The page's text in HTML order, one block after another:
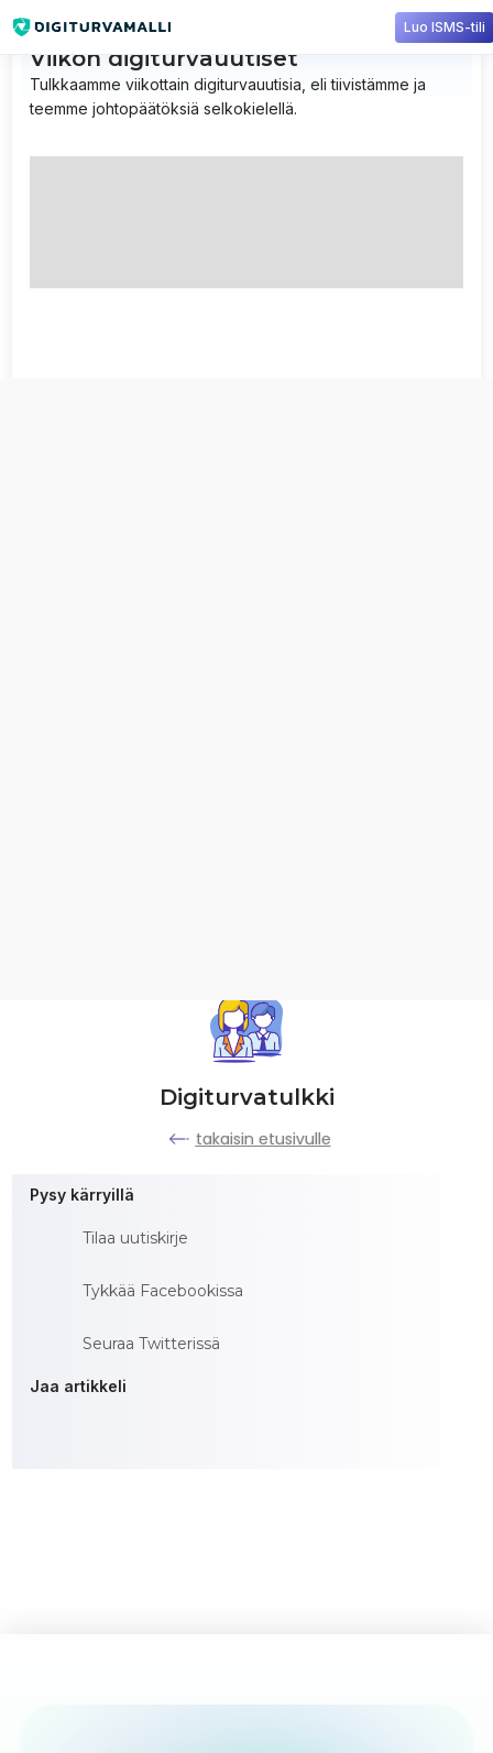
Digiturvatulkki
takaisin etusivulle
Pysy kärryillä
Tilaa uutiskirje
Tykkää Facebookissa
Seuraa Twitterissä
Jaa artikkeli
Viikon digiturvauutiset
Tulkkaamme viikottain digiturvauutisia, eli tiivistämme ja
teemme johtopäätöksiä selkokielellä.
Luo ISMS-tili